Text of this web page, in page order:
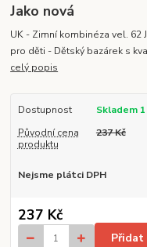
Jako nová
UK - Zimní kombinéza vel.
pro děti - Dětský bazárek s
celý popis
Dostupnost
Skladem 1
Původní cena
produktu
237 Kč
Nejsme plátci DPH
237 Kč
Přidat